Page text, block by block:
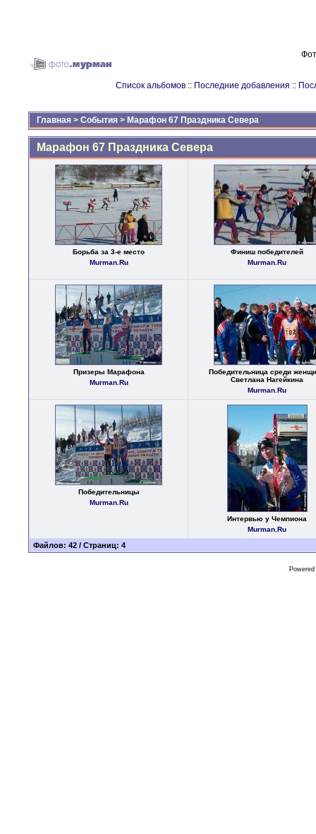
Список альбомов :: Последние добавления ::
Главная > События > Марафон 67 Праздника Севера
Марафон 67 Праздника Севера
Борьба за 3-е место
Murman.Ru
Финиш победителей
Murman.Ru
Призеры Марафона
Murman.Ru
Победительница среди
Светлана Нагейкина
Murman.Ru
Победительницы
Murman.Ru
Интервью у Чемпиона
Murman.Ru
Файлов: 42 / Страниц: 4